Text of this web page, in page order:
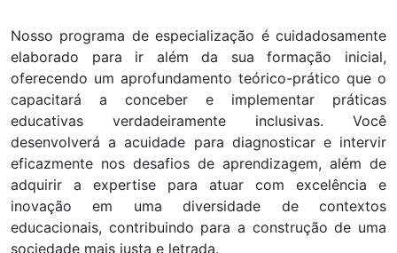
Nosso programa de especialização é cuidadosamente
elaborado para ir além da sua formação inicial,
oferecendo um aprofundamento teórico-prático que o
capacitará a conceber e implementar práticas
educativas verdadeiramente inclusivas. Você
desenvolverá a acuidade para diagnosticar e intervir
eficazmente nos desafios de aprendizagem, além de
adquirir a expertise para atuar com excelência e
inovação em uma diversidade de contextos
educacionais, contribuindo para a construção de uma
sociedade mais justa e letrada.